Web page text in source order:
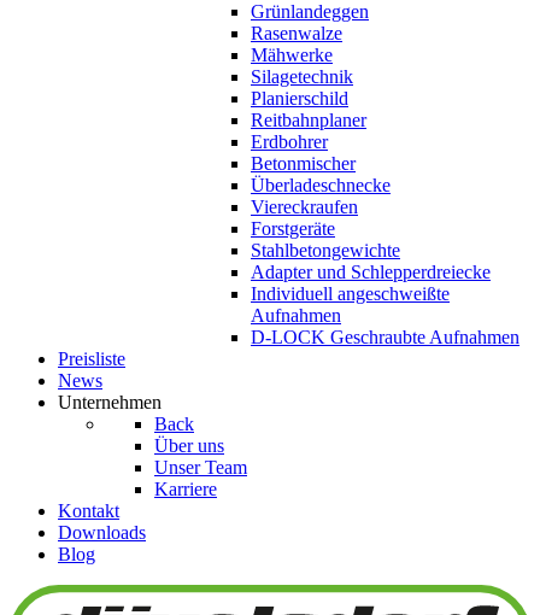
Grünlandeggen
Rasenwalze
Mähwerke
Silagetechnik
Planierschild
Reitbahnplaner
Erdbohrer
Betonmischer
Überladeschnecke
Viereckraufen
Forstgeräte
Stahlbetongewichte
Adapter und Schlepperdreiecke
Individuell angeschweißte
Aufnahmen
D-LOCK Geschraubte Aufnahmen
Preisliste
News
Unternehmen
Back
Über uns
Unser Team
Karriere
Kontakt
Downloads
Blog